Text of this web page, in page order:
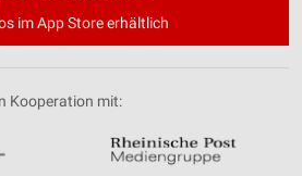
im App Store erhältlich
Kooperation mit: